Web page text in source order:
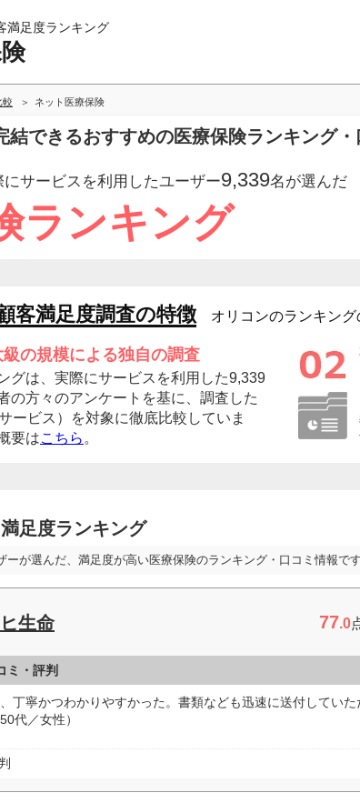
満足度ランキング
較 ネット医療保険
結できるおすすめの医療保険ランキング
にサービスを利用したユーザー9,339名が選んだ
ランキング
客満足度調査の特徴 オリコンのランキン
級の規模による独自の調査
グは、実際にサービスを利用した9,339
の方々のアンケートを基に、調査した
ービス）を対象に徹底比較していま
要はこちら 。
足度ランキング
ーが選んだ、満足度が高い医療保険のランキング・口コミ情報です
生命 77.0
ミ・評判
丁寧かつわかりやすかった。書類なども迅速に送付していた
代／女性）